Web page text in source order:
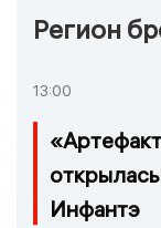
Регион
13:00
Инфантэ